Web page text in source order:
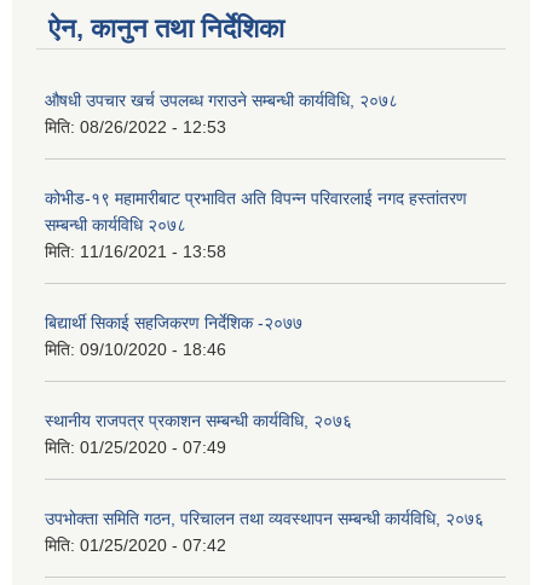
ऐन, कानुन तथा निर्देशिका
औषधी उपचार खर्च उपलब्ध गराउने सम्बन्धी कार्यविधि, २०७८
मिति: 08/26/2022 - 12:53
कोभीड-१९ महामारीबाट प्रभावित अति विपन्न परिवारलाई नगद हस्तांतरण
सम्बन्धी कार्यविधि २०७८
मिति: 11/16/2021 - 13:58
बिद्यार्थी सिकाई सहजिकरण निर्देशिक -२०७७
मिति: 09/10/2020 - 18:46
स्थानीय राजपत्र प्रकाशन सम्बन्धी कार्यविधि, २०७६
मिति: 01/25/2020 - 07:49
उपभोक्ता समिति गठन, परिचालन तथा व्यवस्थापन सम्बन्धी कार्यविधि, २०७६
मिति: 01/25/2020 - 07:42